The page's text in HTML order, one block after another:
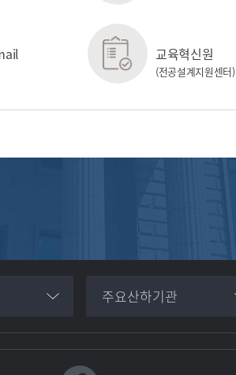
교육혁신원
(전공설계지원센터)
주요산하기관